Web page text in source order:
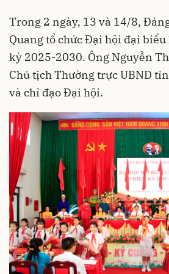
Trong 2 ngày, 13 và 14/8,
Quang tổ chức Đại hội đại
kỳ 2025-2030. Ông Nguyễn
Chủ tịch Thường trực UBND
và chỉ đạo Đại hội.